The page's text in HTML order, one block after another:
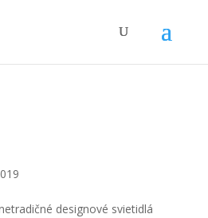
designové svietidlá